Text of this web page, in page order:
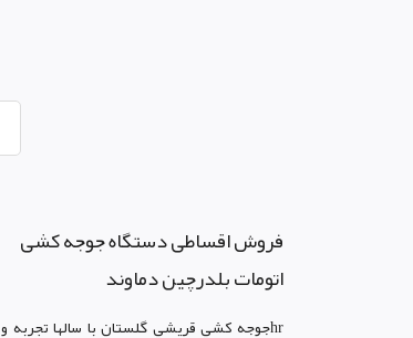
فروش اقساطی دستگاه جوجه کشی
اتومات بلدرچین دماوند